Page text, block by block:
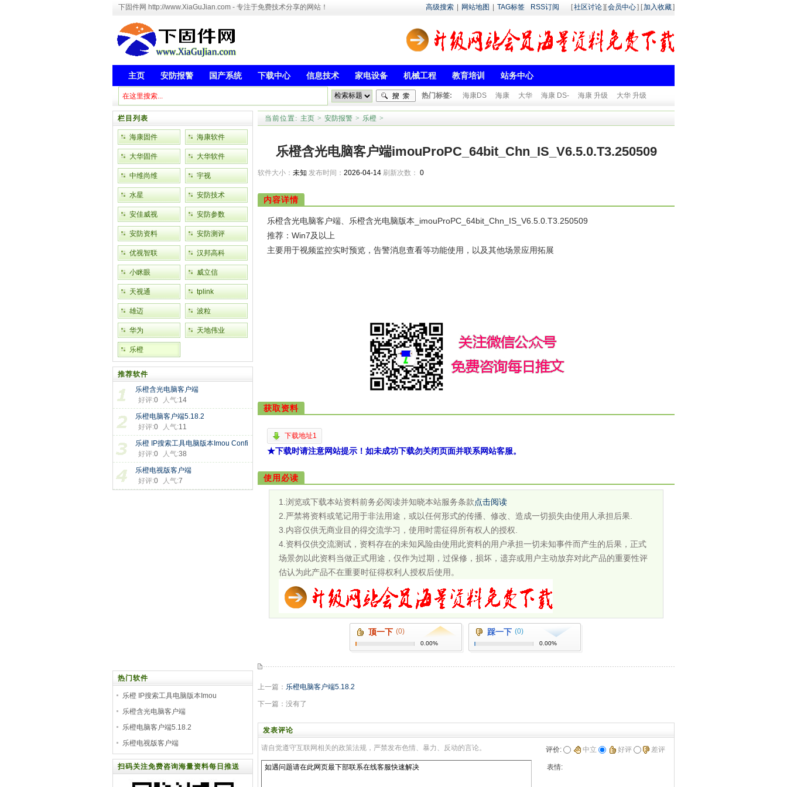
下固件网 http://www.XiaGuJian.com - 专注于免费技术分享的网站！ 高级搜索 网站地图 TAG标签 RSS订阅 [社区讨论][会员中心] [加入收藏]
主页 安防报警 国产系统 下载中心 信息技术 家电设备 机械工程 教育培训 站务中心
热门标签: 海康DS 海康 大华 海康 DS- 海康 升级 大华 升级
当前位置: 主页 > 安防报警 > 乐橙 >
乐橙含光电脑客户端imouProPC_64bit_Chn_IS_V6.5.0.T3.250509
软件大小： 未知 发布时间： 2026-04-14 刷新次数： 0
内容详情
乐橙含光电脑客户端、乐橙含光电脑版本_imouProPC_64bit_Chn_IS_V6.5.0.T3.250509
推荐：Win7及以上
主要用于视频监控实时预览，告警消息查看等功能使用，以及其他场景应用拓展
获取资料
下载地址1
★下载时请注意网站提示！如未成功下载勿关闭页面并联系网站客服。
使用必读
1.浏览或下载本站资料前务必阅读并知晓本站服务条款点击阅读
2.严禁将资料或笔记用于非法用途，或以任何形式的传播、修改、造成一切损失由使用人承担后果.
3.内容仅供无商业目的得交流学习，使用时需征得所有权人的授权.
4.资料仅供交流测试，资料存在的未知风险由使用此资料的用户承担一切未知事件而产生的后果，正式
场景勿以此资料当做正式用途，仅作为过期，过保修，损坏，遗弃或用户主动放弃对此产品的重要性评
估认为此产品不在重要时征得权利人授权后使用。
顶一下 (0)
0.00%
踩一下 (0)
0.00%
上一篇： 乐橙电脑客户端5.18.2
下一篇：没有了
发表评论
请自觉遵守互联网相关的政策法规，严禁发布色情、暴力、反动的言论。 评价: 中立 好评 差评
表情:
栏目列表
海康固件 海康软件
大华固件 大华软件
中维尚维 宇视
水星 安防技术
安佳威视 安防参数
安防资料 安防测评
优视智联 汉邦高科
小眯眼 威立信
天视通 tplink
雄迈 波粒
华为 天地伟业
乐橙
推荐软件
乐橙含光电脑客户端
imouProPC_64bit_
好评:0 人气:14
乐橙电脑客户端5.18.2
好评:0 人气:11
乐橙 IP搜索工具电脑版本Imou Confi
好评:0 人气:38
乐橙电视版客户端
好评:0 人气:7
热门软件
乐橙 IP搜索工具电脑版本Imou
Configtool_VV2.000.000
乐橙含光电脑客户端
imouProPC_64bit_Chn_IS_V6.5.0.T3.
乐橙电脑客户端5.18.2
乐橙电视版客户端
扫码关注免费咨询海量资料每日推送